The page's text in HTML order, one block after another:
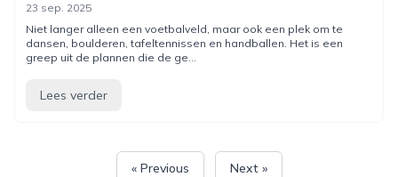
23 sep. 2025
Niet langer alleen een voetbalveld, maar ook een plek om te
dansen, boulderen, tafeltennissen en handballen. Het is een
greep uit de plannen die de ge...
Lees verder
« Previous Next »